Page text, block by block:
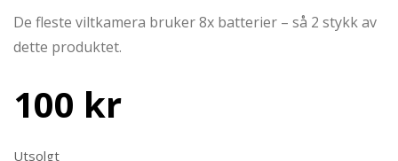
De fleste viltkamera bruker 8x batterier – så 2 stykk av
dette produktet.
100 kr
Utsolgt